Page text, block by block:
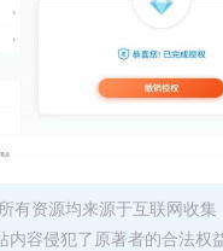
有资源均来源于互联网收
内容侵犯了原著者的合法权